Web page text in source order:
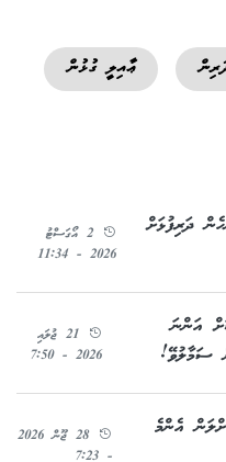
ޢާއިލީ ގުޅުން
ދަރިފުޅަށް
2 އޯގަސްޓު
2026 - 11:34
އަންނަ
ސަމާލުވޭ!
21 ޖުލައި
2026 - 7:50
އެންމެ
28 ޖޫން 2026
- 7:23